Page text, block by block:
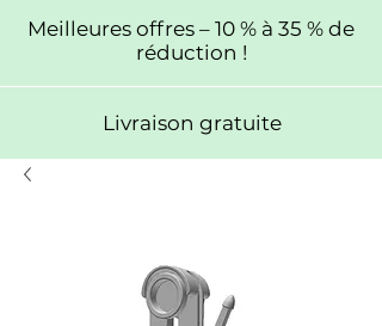
Meilleures offres – 10 % à 35 % de
réduction !
Livraison gratuite